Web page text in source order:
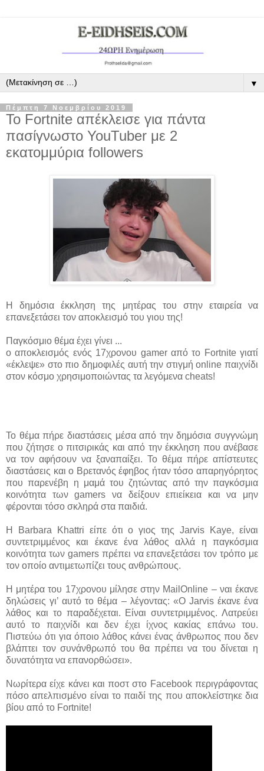
▼
Πέμπτη 7 Νοεμβρίου 2019
Το Fortnite απέκλεισε για πάντα
πασίγνωστο ΥοuTuber με 2
εκατομμύρια followers
Η δημόσια έκκληση της μητέρας του στην εταιρεία να
επανεξετάσει τον αποκλεισμό του γιου της!
Παγκόσμιο θέμα έχει γίνει ...
ο αποκλεισμός ενός 17χρονου gamer από το Fortnite γιατί
«έκλεψε» στο πιο δημοφιλές αυτή την στιγμή online παιχνίδι
στον κόσμο χρησιμοποιώντας τα λεγόμενα cheats!
Το θέμα πήρε διαστάσεις μέσα από την δημόσια συγγνώμη
που ζήτησε ο πιτσιρικάς και από την έκκληση που ανέβασε
να τον αφήσουν να ξαναπαίξει. Το θέμα πήρε απίστευτες
διαστάσεις και ο Βρετανός έφηβος ήταν τόσο απαρηγόρητος
που παρενέβη η μαμά του ζητώντας από την παγκόσμια
κοινότητα των gamers να δείξουν επιείκεια και να μην
φέρονται τόσο σκληρά στα παιδιά.
Η Barbara Khattri είπε ότι ο γιος της Jarvis Kaye, είναι
συντετριμμένος και έκανε ένα λάθος αλλά η παγκόσμια
κοινότητα των gamers πρέπει να επανεξετάσει τον τρόπο με
τον οποίο αντιμετωπίζει τους ανθρώπους.
Η μητέρα του 17χρονου μίλησε στην MailOnline – ναι έκανε
δηλώσεις γι’ αυτό το θέμα – λέγοντας: «Ο Jarvis έκανε ένα
λάθος και το παραδέχεται. Είναι συντετριμμένος. Λατρεύει
αυτό το παιχνίδι και δεν έχει ίχνος κακίας επάνω του.
Πιστεύω ότι για όποιο λάθος κάνει ένας άνθρωπος που δεν
βλάπτει τον συνάνθρωπό του θα πρέπει να του δίνεται η
δυνατότητα να επανορθώσει».
Νωρίτερα είχε κάνει και ποστ στο Facebook περιγράφοντας
πόσο απελπισμένο είναι το παιδί της που αποκλείστηκε δια
βίου από το Fortnite!